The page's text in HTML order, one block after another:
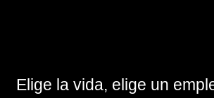
Elige la vida, elige un